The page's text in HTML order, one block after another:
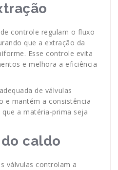
controle regulam o fluxo
que a extração da
Esse controle evita
e melhora a eficiência
de válvulas
e mantém a consistência
a matéria-prima seja
caldo
válvulas controlam a